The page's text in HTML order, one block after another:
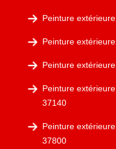
Peinture
Peinture
Peinture
Peinture
37140
Peinture
37800